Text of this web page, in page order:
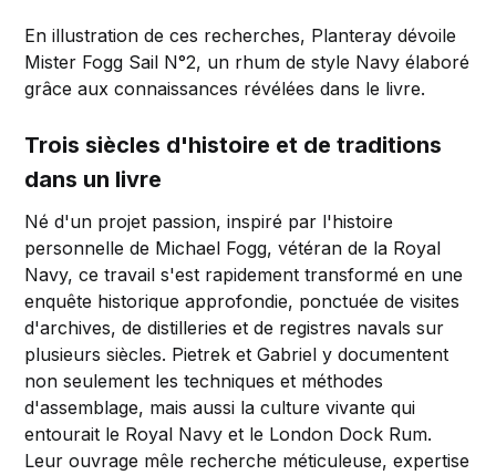
En illustration de ces recherches, Planteray dévoile
Mister Fogg Sail N°2, un rhum de style Navy élaboré
grâce aux connaissances révélées dans le livre.
Trois siècles d'histoire et de traditions
dans un livre
Né d'un projet passion, inspiré par l'histoire
personnelle de Michael Fogg, vétéran de la Royal
Navy, ce travail s'est rapidement transformé en une
enquête historique approfondie, ponctuée de visites
d'archives, de distilleries et de registres navals sur
plusieurs siècles. Pietrek et Gabriel y documentent
non seulement les techniques et méthodes
d'assemblage, mais aussi la culture vivante qui
entourait le Royal Navy et le London Dock Rum.
Leur ouvrage mêle recherche méticuleuse, expertise